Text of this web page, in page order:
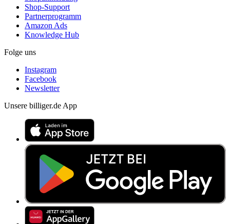
Shop-Support
Partnerprogramm
Amazon Ads
Knowledge Hub
Folge uns
Instagram
Facebook
Newsletter
Unsere billiger.de App